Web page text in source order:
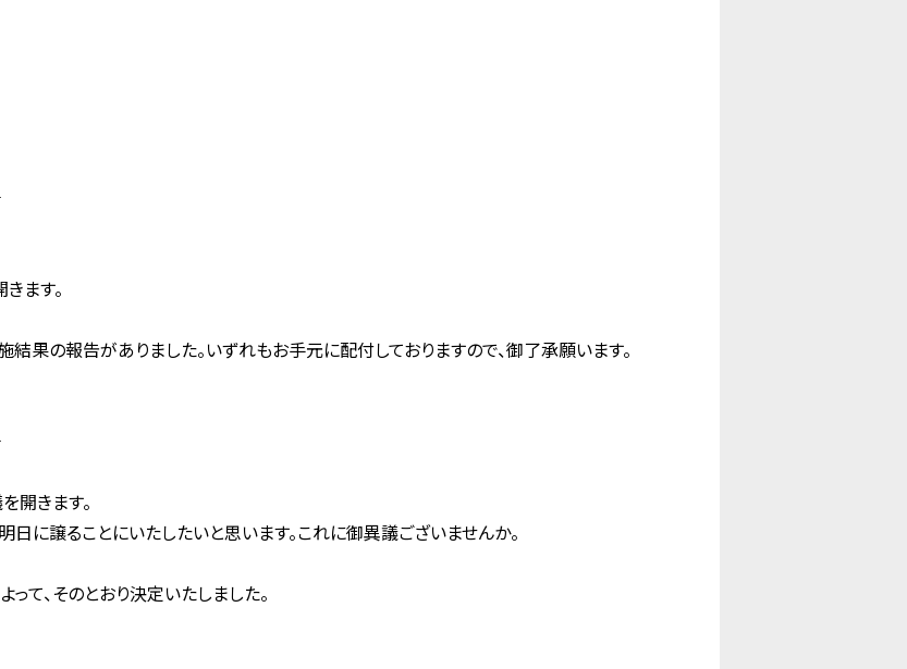
ます。
の報告がありました。いずれもお手元に配付しておりますので、御了承願います。
開きます。
に譲ることにいたしたいと思います。これに御異議ございませんか。
て、そのとおり決定いたしました。